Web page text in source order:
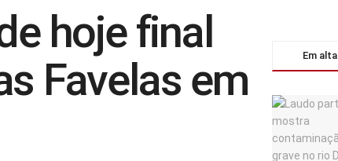
hoje final
Favelas em
Em alta